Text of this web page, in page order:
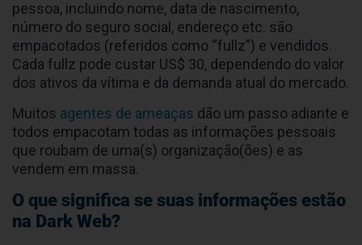
pessoa, incluindo nome, data de nascimento,
número do seguro social, endereço etc. são
empacotados (referidos como “fullz”) e vendidos.
Cada fullz pode custar US$ 30, dependendo do valor
dos ativos da vítima e da demanda atual do mercado.
Muitos agentes de ameaças dão um passo adiante e
todos empacotam todas as informações pessoais
que roubam de uma(s) organização(ões) e as
vendem em massa.
O que significa se suas informações estão
na Dark Web?